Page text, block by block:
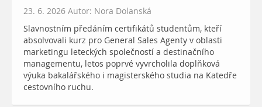
23. 6. 2026 Autor: Nora Dolanská
Slavnostním předáním certifikátů studentům, kteří
absolvovali kurz pro General Sales Agenty v oblasti
marketingu leteckých společností a destinačního
managementu, letos poprvé vyvrcholila doplňková
výuka bakalářského i magisterského studia na Katedře
cestovního ruchu.